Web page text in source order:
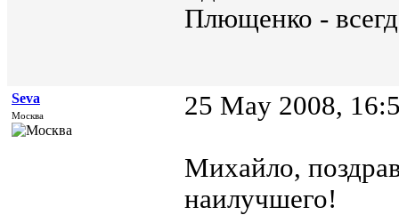
Плющенко -
Seva
Москва 25 May 2008,
Михайло,
наилучшего!